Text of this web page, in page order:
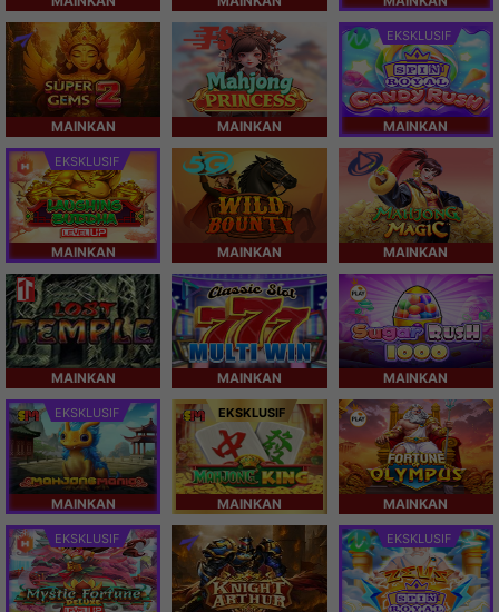
MAINKAN MAINKAN
EKSKLUSIF
MAINKAN
EKSKLUSIF
MAINKAN MAINKAN MAINKAN
MAINKAN MAINKAN MAINKAN
EKSKLUSIF
MAINKAN
EKSKLUSIF
MAINKAN MAINKAN
EKSKLUSIF EKSKLUSIF